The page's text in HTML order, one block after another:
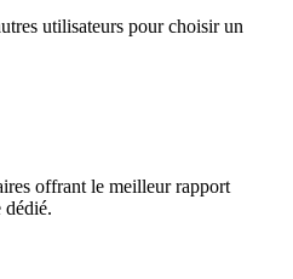
utilisateurs pour choisir un
offrant le meilleur rapport
dédié.